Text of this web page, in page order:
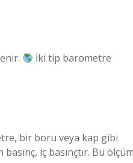
İki tip barometre
bir boru veya kap gibi
iç basınçtır. Bu